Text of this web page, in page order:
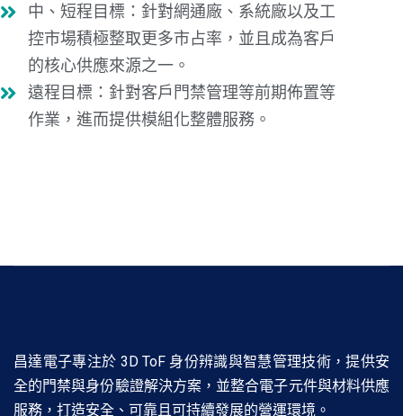
中、短程目標：針對網通廠、系統廠以及工
控市場積極整取更多市占率，並且成為客戶
的核心供應來源之一。
遠程目標：針對客戶門禁管理等前期佈置等
作業，進而提供模組化整體服務。
昌達電子專注於 3D ToF 身份辨識與智慧管理技術，提供安
全的門禁與身份驗證解決方案，並整合電子元件與材料供應
服務，打造安全、可靠且可持續發展的營運環境。